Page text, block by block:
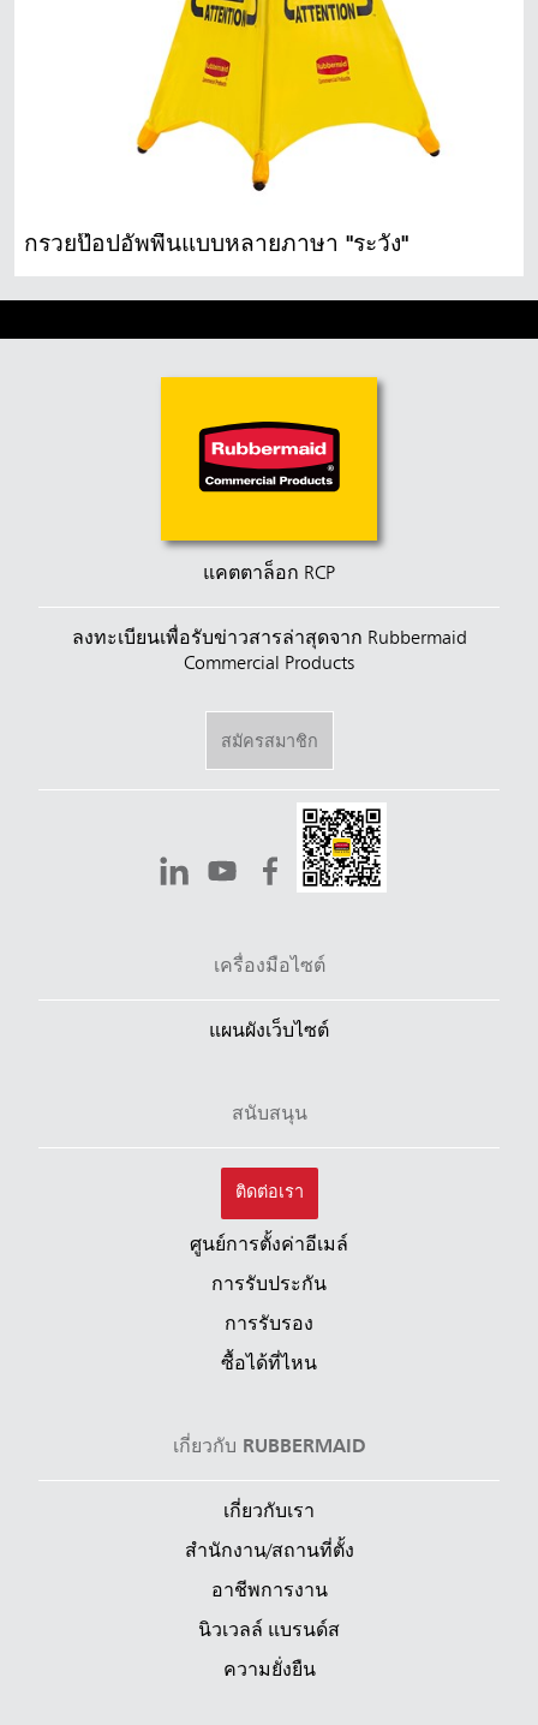
กรวยป๊อปอัพพื้นแบบหลายภาษา "ระวัง"
แคตตาล็อก RCP
ลงทะเบียนเพื่อรับข่าวสารล่าสุดจาก Rubbermaid
Commercial Products
สมัครสมาชิก
เครื่องมือไซต์
แผนผังเว็บไซต์
สนับสนุน
ติดต่อเรา
ศูนย์การตั้งค่าอีเมล์
การรับประกัน
การรับรอง
ซื้อได้ที่ไหน
เกี่ยวกับ RUBBERMAID
เกี่ยวกับเรา
สำนักงาน/สถานที่ตั้ง
อาชีพการงาน
นิวเวลล์ แบรนด์ส
ความยั่งยืน